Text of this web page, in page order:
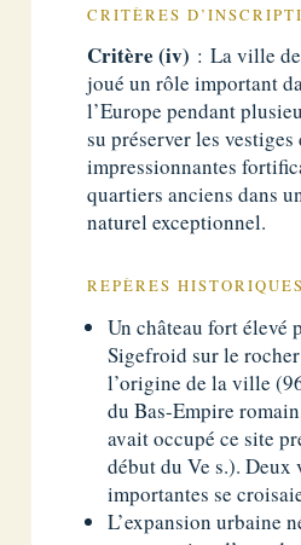
CRITÈRES
Critère (iv) : La ville
joué un rôle important
l’Europe pendant
su préserver les vestiges
impressionnantes
quartiers anciens dans
naturel exceptionnel.
REPÈRES HISTORIQUES
Un château fort élevé
Sigefroid sur le
l’origine de la ville
du Bas-Empire
avait occupé ce site
début du Ve s.). Deux
importantes se
L’expansion urbaine